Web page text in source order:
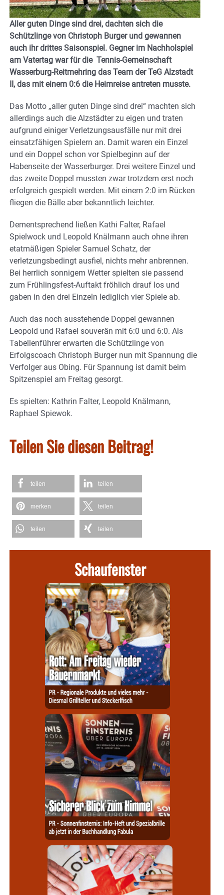
Aller guten Dinge sind drei, dachten sich die
Schützlinge von Christoph Burger und gewannen
auch ihr drittes Saisonspiel. Gegner im Nachholspiel
am Vatertag war für die Tennis-Gemeinschaft
Wasserburg-Reitmehring das Team der TeG Alzstadt
II, das mit einem 0:6 die Heimreise antreten musste.
Das Motto „aller guten Dinge sind drei“ machten sich
allerdings auch die Alzstädter zu eigen und traten
aufgrund einiger Verletzungsausfälle nur mit drei
einsatzfähigen Spielern an. Damit waren ein Einzel
und ein Doppel schon vor Spielbeginn auf der
Habenseite der Wasserburger. Drei weitere Einzel und
das zweite Doppel mussten zwar trotzdem erst noch
erfolgreich gespielt werden. Mit einem 2:0 im Rücken
fliegen die Bälle aber bekanntlich leichter.
Dementsprechend ließen Kathi Falter, Rafael
Spielwock und Leopold Knälmann auch ohne ihren
etatmäßigen Spieler Samuel Schatz, der
verletzungsbedingt ausfiel, nichts mehr anbrennen.
Bei herrlich sonnigem Wetter spielten sie passend
zum Frühlingsfest-Auftakt fröhlich drauf los und
gaben in den drei Einzeln lediglich vier Spiele ab.
Auch das noch ausstehende Doppel gewannen
Leopold und Rafael souverän mit 6:0 und 6:0. Als
Tabellenführer erwarten die Schützlinge von
Erfolgscoach Christoph Burger nun mit Spannung die
Verfolger aus Obing. Für Spannung ist damit beim
Spitzenspiel am Freitag gesorgt.
Es spielten: Kathrin Falter, Leopold Knälmann,
Raphael Spiewok.
Teilen Sie diesen Beitrag!
teilen teilen
merken teilen
teilen teilen
Schaufenster